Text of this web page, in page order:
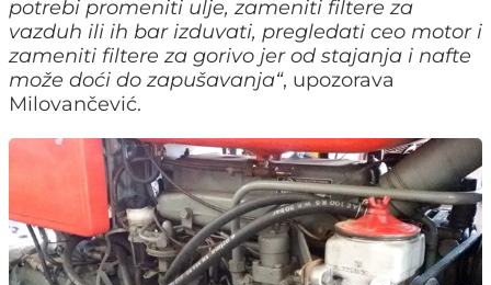
potrebi promeniti ulje, zameniti filtere za
vazduh ili ih bar izduvati, pregledati ceo motor i
zameniti filtere za gorivo jer od stajanja i nafte
može doći do zapušavanja“, upozorava
Milovančević.